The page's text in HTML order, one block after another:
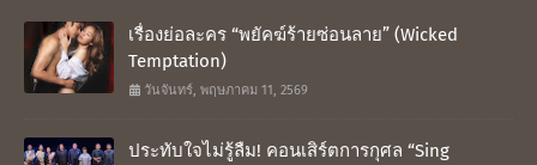
เรื่องย่อละคร “พยัคฆ์ร้ายซ่อนลาย” (Wicked
Temptation)
วันจันทร์, พฤษภาคม 11, 2569
ประทับใจไม่รู้ลืม! คอนเสิร์ตการกุศล “Sing